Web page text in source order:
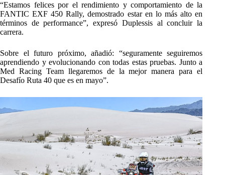
“Estamos felices por el rendimiento y comportamiento de la
FANTIC EXF 450 Rally, demostrado estar en lo más alto en
términos de performance”, expresó Duplessis al concluir la
carrera.
Sobre el futuro próximo, añadió: “seguramente seguiremos
aprendiendo y evolucionando con todas estas pruebas. Junto a
Med Racing Team llegaremos de la mejor manera para el
Desafío Ruta 40 que es en mayo”.